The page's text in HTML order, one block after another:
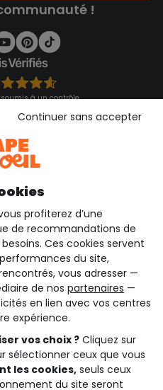
!
soumis à un contrôle
les CGU
d'utilisation
profiterez d’une
de recommandations de
Ces cookies servent
du site,
vous adresser —
de nos partenaires —
en lien avec vos centres
expérience.
vos choix ? Cliquez sur
sélectionner ceux que vous
les cookies,seuls ceux
du site seront
Continuer sans accepter